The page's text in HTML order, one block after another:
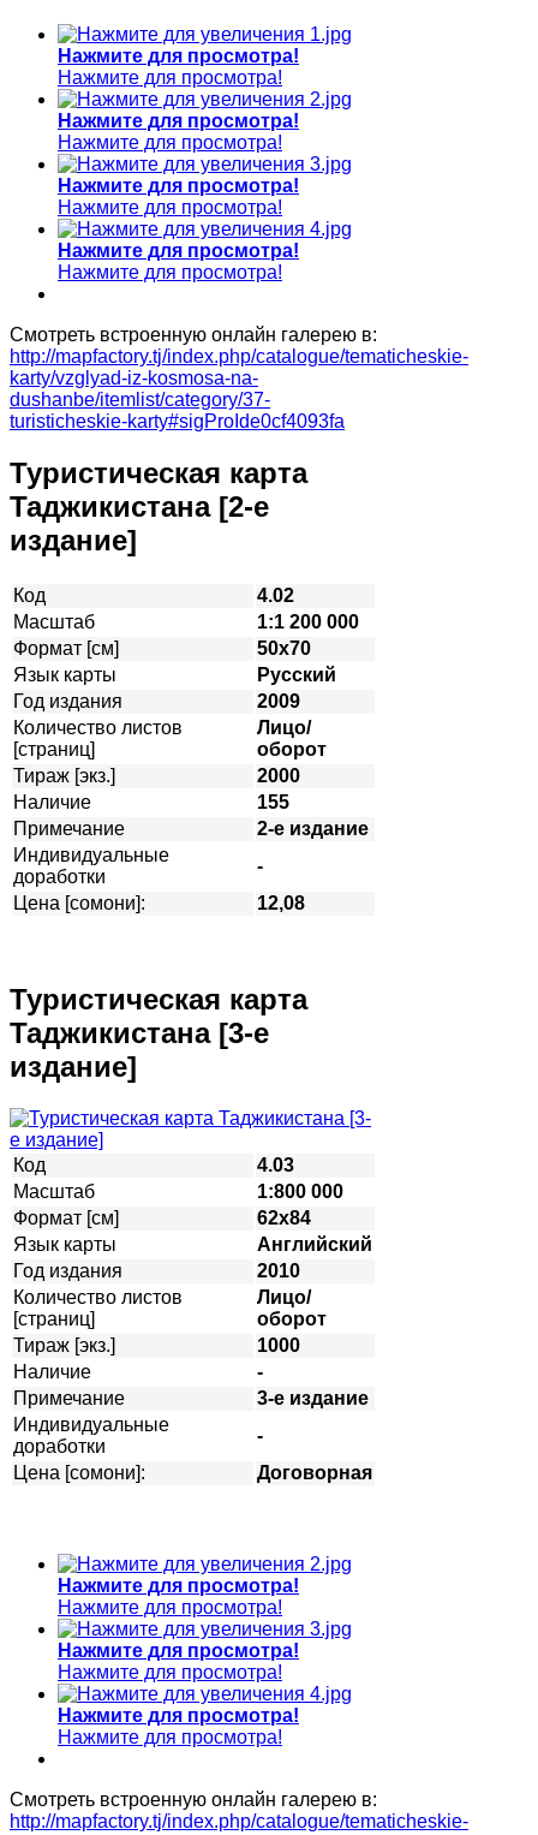
Нажмите для просмотра!
Нажмите для просмотра!
Нажмите для просмотра!
Нажмите для просмотра!
Нажмите для просмотра!
Нажмите для просмотра!
Нажмите для просмотра!
Нажмите для просмотра!
Смотреть встроенную онлайн галерею в:
http://mapfactory.tj/index.php/catalogue/tematicheskie-
karty/vzglyad-iz-kosmosa-na-
dushanbe/itemlist/category/37-
turisticheskie-karty#sigProIde0cf4093fa
Туристическая карта
Таджикистана [2-е
издание]
Код
4.02
Масштаб
1:1 200 000
Формат [см]
50х70
Язык карты
Русский
Год издания
2009
Количество листов
[страниц]
Лицо/
оборот
Тираж [экз.]
2000
Наличие
155
Примечание
2-е издание
Индивидуальные
доработки
-
Цена [сомони]:
12,08
Туристическая карта
Таджикистана [3-е
издание]
Код
4.03
Масштаб
1:800 000
Формат [см]
62х84
Язык карты
Английский
Год издания
2010
Количество листов
[страниц]
Лицо/
оборот
Тираж [экз.]
1000
Наличие
-
Примечание
3-е издание
Индивидуальные
доработки
-
Цена [сомони]:
Договорная
Нажмите для просмотра!
Нажмите для просмотра!
Нажмите для просмотра!
Нажмите для просмотра!
Нажмите для просмотра!
Нажмите для просмотра!
Смотреть встроенную онлайн галерею в:
http://mapfactory.tj/index.php/catalogue/tematicheskie-